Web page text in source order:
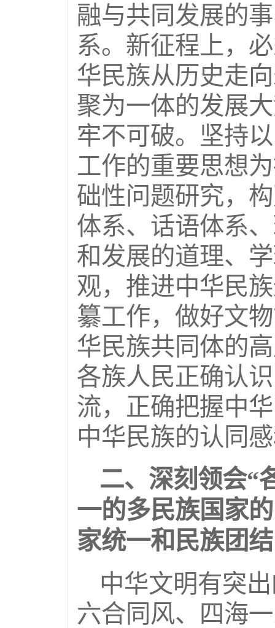
融与共同发展的
系。新征程上，
华民族从历史走
聚为一体的发展
牢不可破。坚持
工作的重要思想
础性问题研究，
体系、话语体系
和发展的道理、
观，推进中华民
纂工作，做好文
华民族共同体的
各族人民正确认
流，正确把握中
中华民族的认同
二、深刻领会“
一的多民族国家
家统一和民族团结
中华文明有突
六合同风、四海